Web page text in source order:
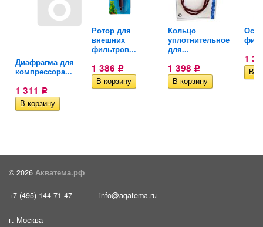
Диафрагма для
компрессора...
1 311 Р
Ротор для
внешних
фильтров...
1 386 Р
Кольцо
уплотнительное
для...
1 398 Р
Ось
1
© 2026 Акватема.рф
+7 (495) 144-71-47 info@aqatema.ru
г. Москва